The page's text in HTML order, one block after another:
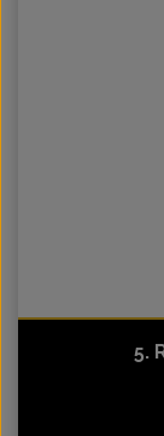
5.